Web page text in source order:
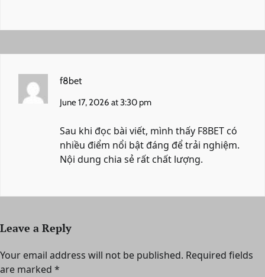
f8bet
June 17, 2026 at 3:30 pm
Sau khi đọc bài viết, mình thấy F8BET có
nhiều điểm nổi bật đáng để trải nghiệm.
Nội dung chia sẻ rất chất lượng.
Leave a Reply
Your email address will not be published. Required fields
are marked *